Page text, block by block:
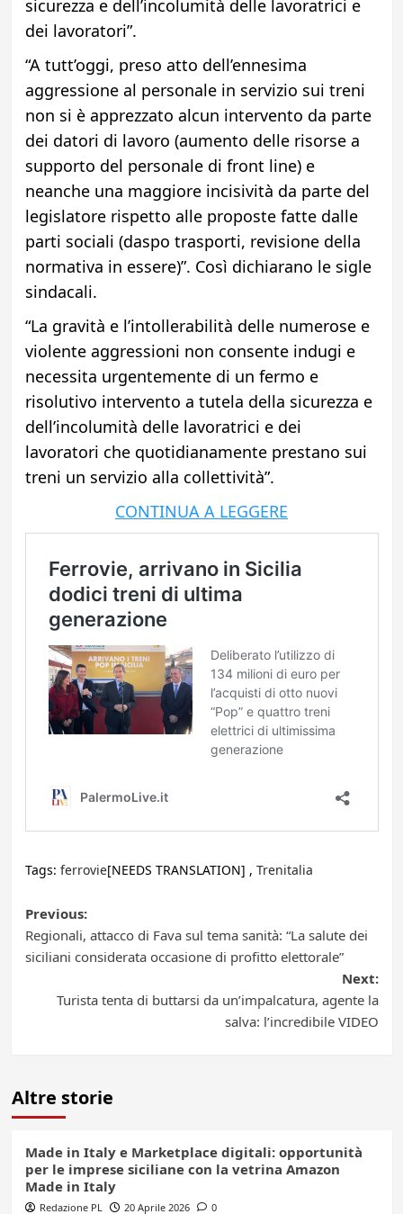
sicurezza e dell’incolumità delle lavoratrici e
dei lavoratori”.
“A tutt’oggi, preso atto dell’ennesima
aggressione al personale in servizio sui treni
non si è apprezzato alcun intervento da parte
dei datori di lavoro (aumento delle risorse a
supporto del personale di front line) e
neanche una maggiore incisività da parte del
legislatore rispetto alle proposte fatte dalle
parti sociali (daspo trasporti, revisione della
normativa in essere)”. Così dichiarano le sigle
sindacali.
“La gravità e l’intollerabilità delle numerose e
violente aggressioni non consente indugi e
necessita urgentemente di un fermo e
risolutivo intervento a tutela della sicurezza e
dell’incolumità delle lavoratrici e dei
lavoratori che quotidianamente prestano sui
treni un servizio alla collettività”.
CONTINUA A LEGGERE
Tags: ferrovie[NEEDS TRANSLATION] , Trenitalia
Post
navigation
Previous:
Regionali, attacco di Fava sul tema sanità: “La salute dei
siciliani considerata occasione di profitto elettorale”
Next:
Turista tenta di buttarsi da un’impalcatura, agente la
salva: l’incredibile VIDEO
Altre storie
Made in Italy e Marketplace digitali: opportunità
per le imprese siciliane con la vetrina Amazon
Made in Italy
Redazione PL 20 Aprile 2026 0